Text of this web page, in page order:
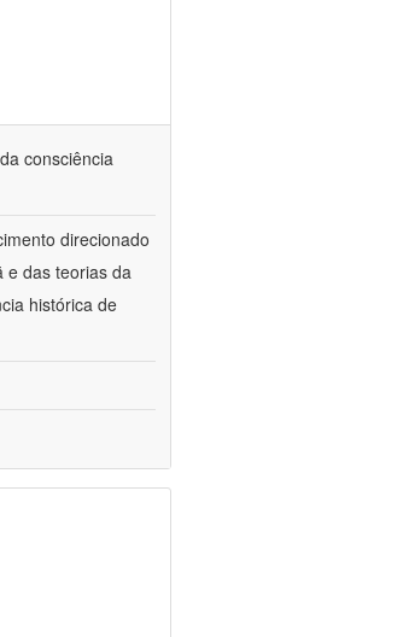
consciência
direcionado
e das teorias da
histórica de